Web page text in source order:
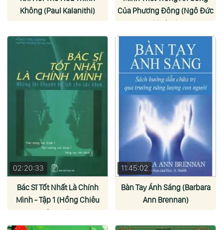
Không (Paul Kalanithi)
Của Phương Đông (Ngô Đức
Vượng)
02:20:33
Bác Sĩ Tốt Nhất Là Chính
Mình - Tập 1 (Hồng Chiêu
Quang)
11:45:02
Bàn Tay Ánh Sáng (Barbara
Ann Brennan)